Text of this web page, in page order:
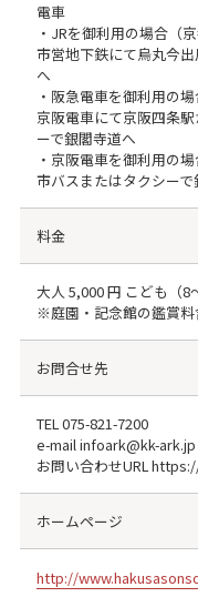
電車
・JRを御利用の場合（京
市営地下鉄にて烏丸今
へ
・阪急電車を御利用の
京阪電車にて京阪四条
ーで銀閣寺道へ
・京阪電車を御利用の
市バスまたはタクシー
料金
大人 5,000 円 こども（8
※庭園・記念館の鑑賞料
お問合せ先
TEL075-821-7200
e-mail infoark@kk-ark.jp
お問い合わせURL
ホームページ
http://